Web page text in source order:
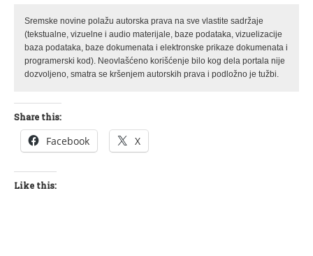
Sremske novine polažu autorska prava na sve vlastite sadržaje
(tekstualne, vizuelne i audio materijale, baze podataka, vizuelizacije
baza podataka, baze dokumenata i elektronske prikaze dokumenata i
programerski kod). Neovlašćeno korišćenje bilo kog dela portala nije
dozvoljeno, smatra se kršenjem autorskih prava i podložno je tužbi.
Share this:
Facebook X
Like this: